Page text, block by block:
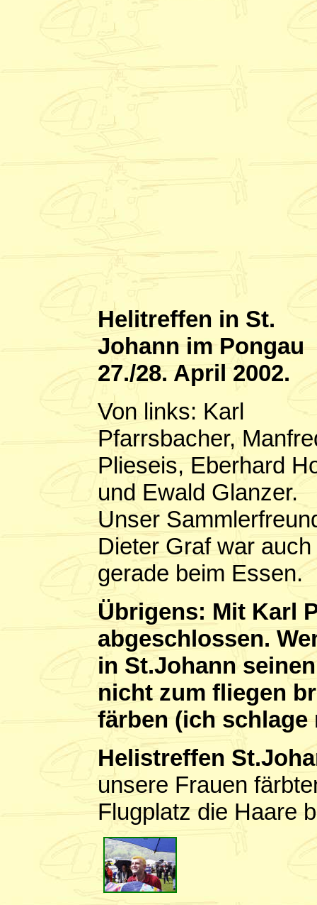
Helitreffen in St.
Johann im Pongau
27./28. April 2002.
Von links: Karl
Pfarrsbacher,
Plieseis, Eberhard
und Ewald Glanzer.
Unser
Dieter Graf war
gerade beim Essen.
Übrigens: Mit Karl
abgeschlossen.
in St.Johann
nicht zum fliegen
färben (ich
Helistreffen
unsere Frauen
Flugplatz die Haare